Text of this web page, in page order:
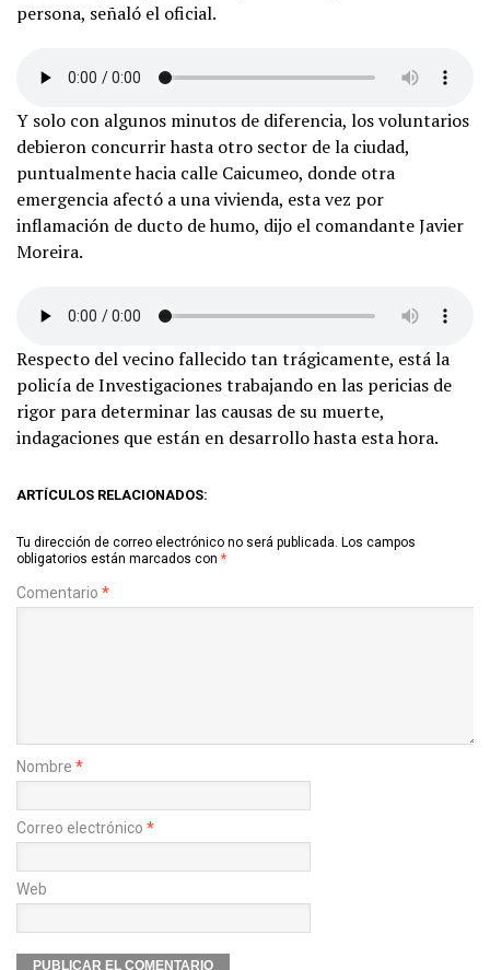
persona, señaló el oficial.
Y solo con algunos minutos de diferencia, los voluntarios
debieron concurrir hasta otro sector de la ciudad,
puntualmente hacia calle Caicumeo, donde otra
emergencia afectó a una vivienda, esta vez por
inflamación de ducto de humo, dijo el comandante Javier
Moreira.
Respecto del vecino fallecido tan trágicamente, está la
policía de Investigaciones trabajando en las pericias de
rigor para determinar las causas de su muerte,
indagaciones que están en desarrollo hasta esta hora.
ARTÍCULOS RELACIONADOS:
Tu dirección de correo electrónico no será publicada. Los campos
obligatorios están marcados con *
Comentario *
Nombre *
Correo electrónico *
Web